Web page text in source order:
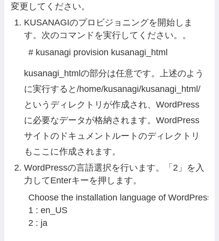
変更してください。
KUSANAGIのプロビジョニングを開始しま
す。次のコマンドを実行してください。。
# kusanagi provision kusanagi_html
kusanagi_htmlの部分は任意です。上述のよう
に実行すると/home/kusanagi/kusanagi_html/
というディレクトリが作成され、WordPress
に必要なデータが格納されます。WordPress
サイトのドキュメントルートのディレクトリ
もここに作成されます。
WordPressの言語選択を行います。「2」を入
力してEnterキーを押します。
Choose the installation language of WordPress.
1 : en_US
2 : ja